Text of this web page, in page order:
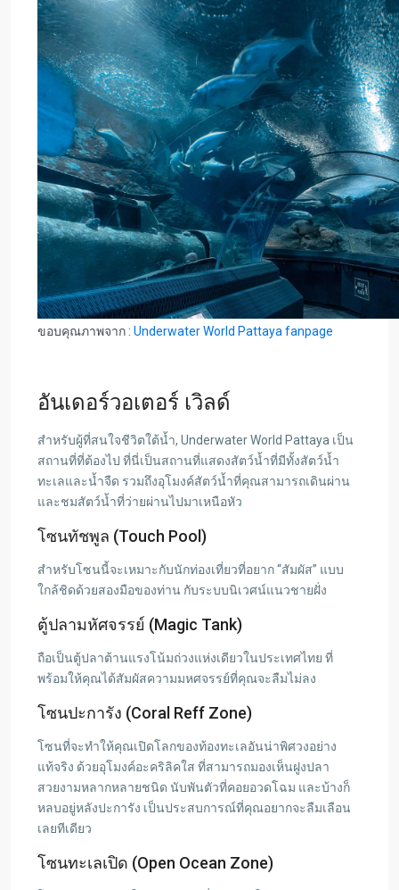
ขอบคุณภาพจาก : Underwater World Pattaya fanpage
อันเดอร์วอเตอร์ เวิลด์
สำหรับผู้ที่สนใจชีวิตใต้น้ำ, Underwater World Pattaya เป็น
สถานที่ที่ต้องไป ที่นี่เป็นสถานที่แสดงสัตว์น้ำที่มีทั้งสัตว์น้ำ
ทะเลและน้ำจืด รวมถึงอุโมงค์สัตว์น้ำที่คุณสามารถเดินผ่าน
และชมสัตว์น้ำที่ว่ายผ่านไปมาเหนือหัว
โซนทัชพูล (Touch Pool)
สำหรับโซนนี้จะเหมาะกับนักท่องเที่ยวที่อยาก “สัมผัส” แบบ
ใกล้ชิดด้วยสองมือของท่าน กับระบบนิเวศน์แนวชายฝั่ง
ตู้ปลามหัศจรรย์ (Magic Tank)
ถือเป็นตู้ปลาต้านแรงโน้มถ่วงแห่งเดียวในประเทศไทย ที่
พร้อมให้คุณได้สัมผัสความมหศจรรย์ที่คุณจะลืมไม่ลง
โซนปะการัง (Coral Reff Zone)
โซนที่จะทำให้คุณเปิดโลกของท้องทะเลอันน่าพิศวงอย่าง
แท้จริง ด้วยอุโมงค์อะคริลิคใส ที่สามารถมองเห็นฝูงปลา
สวยงามหลากหลายชนิด นับพันตัวที่คอยอวดโฉม และบ้างก็
หลบอยู่หลังปะการัง เป็นประสบการณ์ที่คุณอยากจะลืมเลือน
เลยทีเดียว
โซนทะเลเปิด (Open Ocean Zone)